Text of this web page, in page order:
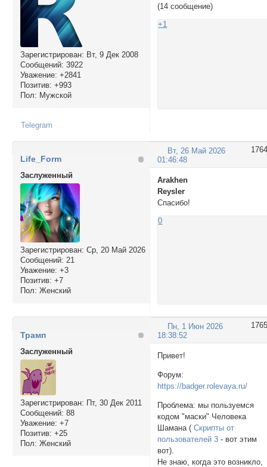
Зарегистрирован: Вт, 9 Дек 2008
Сообщений: 3922
Уважение: +2841
Позитив: +993
Пол: Мужской
(14 сообщение)
+1
Telegram
1764
Вт, 26 Май 2026
01:46:48
Life_Form
Заслуженный
Зарегистрирован: Ср, 20 Май 2026
Сообщений: 21
Уважение: +3
Позитив: +7
Пол: Женский
Arakhen
Reysler
Спасибо!
0
1765
Пн, 1 Июн 2026
18:38:52
Трамп
Заслуженный
Зарегистрирован: Пт, 30 Дек 2011
Сообщений: 88
Уважение: +7
Позитив: +25
Пол: Женский
Привет!
Форум:
https://badger.rolevaya.ru/
Проблема: мы пользуемся
кодом "маски" Человека
Шамана (Скрипты от
пользователей 3 - вот этим
вот).
Не знаю, когда это возникло,